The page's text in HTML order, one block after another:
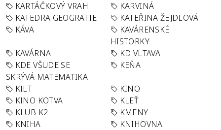
KARTÁČKOVÝ VRAH
KARVINÁ
KATEDRA GEOGRAFIE
KATEŘINA ŽEJDLOVÁ
KÁVA
KAVÁRENSKÉ
HISTORKY
KAVÁRNA
KD VLTAVA
KDE VŠUDE SE
SKRÝVÁ MATEMATIKA
KEŇA
KILT
KINO
KINO KOTVA
KLEŤ
KLUB K2
KMENY
KNIHA
KNIHOVNA